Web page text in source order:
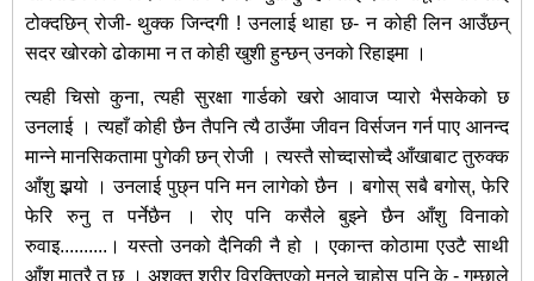
टोक्दछिन् रोजी- थुक्क जिन्दगी ! उनलाई थाहा छ- न कोही लिन आउँछन्
सदर खोरको ढोकामा न त कोही खुशी हुन्छन् उनको रिहाइमा ।
त्यही चिसो कुना, त्यही सुरक्षा गार्डको खरो आवाज प्यारो भैसकेको छ
उनलाई । त्यहाँ कोही छैन तैपनि त्यै ठाउँमा जीवन विर्सजन गर्न पाए आनन्द
मान्ने मानसिकतामा पुगेकी छन् रोजी । त्यस्तै सोच्दासोच्दै आँखाबाट तुरुक्क
आँशु झर्‍यो । उनलाई पुछ्न पनि मन लागेको छैन । बगोस् सबै बगोस्, फेरि
फेरि रुनु त पर्नेछैन । रोए पनि कसैले बुझ्ने छैन आँशु विनाको
रुवाइ..........। यस्तो उनको दैनिकी नै हो । एकान्त कोठामा एउटै साथी
आँशु मात्रै त छ । अशक्त शरीर विरक्तिएको मनले चाहोस् पनि के - गम्छाले